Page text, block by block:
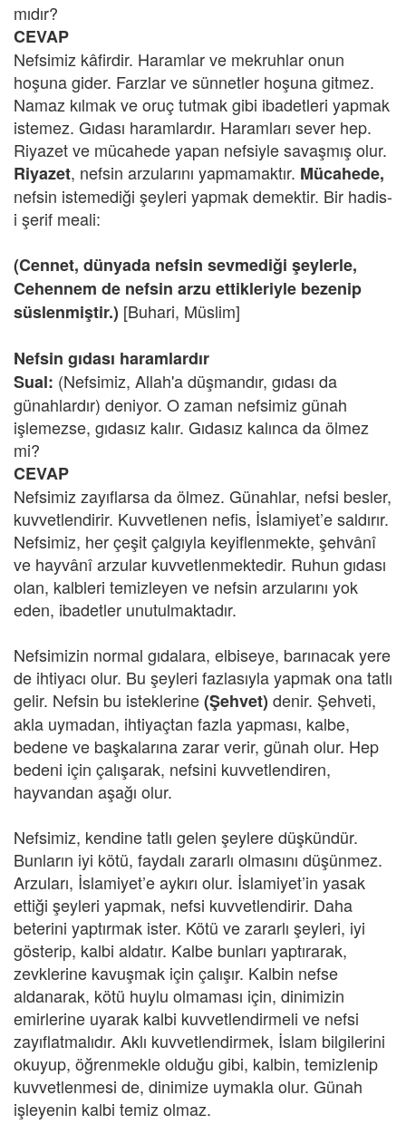
mıdır?
CEVAP
Nefsimiz kâfirdir. Haramlar ve mekruhlar onun
hoşuna gider. Farzlar ve sünnetler hoşuna gitmez.
Namaz kılmak ve oruç tutmak gibi ibadetleri yapmak
istemez. Gıdası haramlardır. Haramları sever hep.
Riyazet ve mücahede yapan nefsiyle savaşmış olur.
Riyazet, nefsin arzularını yapmamaktır. Mücahede,
nefsin istemediği şeyleri yapmak demektir. Bir hadis-
i şerif meali:
(Cennet, dünyada nefsin sevmediği şeylerle,
Cehennem de nefsin arzu ettikleriyle bezenip
süslenmiştir.) [Buhari, Müslim]
Nefsin gıdası haramlardır
Sual: (Nefsimiz, Allah'a düşmandır, gıdası da
günahlardır) deniyor. O zaman nefsimiz günah
işlemezse, gıdasız kalır. Gıdasız kalınca da ölmez
mi?
CEVAP
Nefsimiz zayıflarsa da ölmez. Günahlar, nefsi besler,
kuvvetlendirir. Kuvvetlenen nefis, İslamiyet’e saldırır.
Nefsimiz, her çeşit çalgıyla keyiflenmekte, şehvânî
ve hayvânî arzular kuvvetlenmektedir. Ruhun gıdası
olan, kalbleri temizleyen ve nefsin arzularını yok
eden, ibadetler unutulmaktadır.
Nefsimizin normal gıdalara, elbiseye, barınacak yere
de ihtiyacı olur. Bu şeyleri fazlasıyla yapmak ona tatlı
gelir. Nefsin bu isteklerine(Şehvet) denir. Şehveti,
akla uymadan, ihtiyaçtan fazla yapması, kalbe,
bedene ve başkalarına zarar verir, günah olur. Hep
bedeni için çalışarak, nefsini kuvvetlendiren,
hayvandan aşağı olur.
Nefsimiz, kendine tatlı gelen şeylere düşkündür.
Bunların iyi kötü, faydalı zararlı olmasını düşünmez.
Arzuları, İslamiyet’e aykırı olur. İslamiyet’in yasak
ettiği şeyleri yapmak, nefsi kuvvetlendirir. Daha
beterini yaptırmak ister. Kötü ve zararlı şeyleri, iyi
gösterip, kalbi aldatır. Kalbe bunları yaptırarak,
zevklerine kavuşmak için çalışır. Kalbin nefse
aldanarak, kötü huylu olmaması için, dinimizin
emirlerine uyarak kalbi kuvvetlendirmeli ve nefsi
zayıflatmalıdır. Aklı kuvvetlendirmek, İslam bilgilerini
okuyup, öğrenmekle olduğu gibi, kalbin, temizlenip
kuvvetlenmesi de, dinimize uymakla olur. Günah
işleyenin kalbi temiz olmaz.